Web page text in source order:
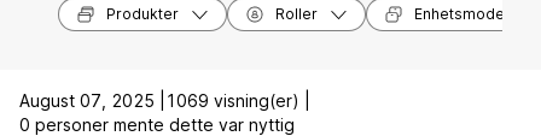
Produkter Roller Enhetsmodeller
August 07, 2025 |
1069 visning(er) |
0 personer mente dette var nyttig